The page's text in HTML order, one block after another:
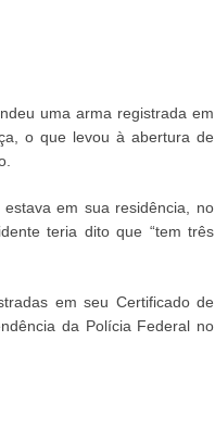
uma arma registrada em
o que levou à abertura de
em sua residência, no
teria dito que “tem três
em seu Certificado de
da Polícia Federal no